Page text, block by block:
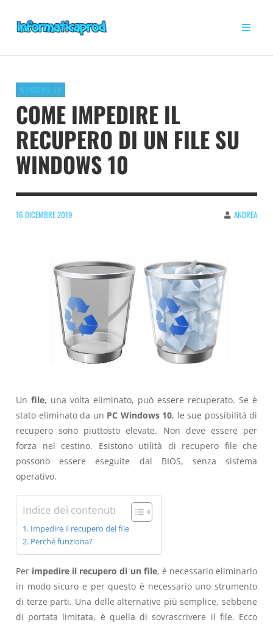
WINDOWS 10
COME IMPEDIRE IL
RECUPERO DI UN FILE SU
WINDOWS 10
16 DICEMBRE 2019 ANDREA
Un file, una volta eliminato, può essere recuperato. Se è
stato eliminato da un PC Windows 10, le sue possibilità di
recupero sono piuttosto elevate. Non deve essere per
forza nel cestino. Esistono utilità di recupero file che
possono essere eseguite dal BIOS, senza sistema
operativo.
Indice dei contenuti
Impedire il recupero del file
Perché funziona?
Per impedire il recupero di un file, è necessario eliminarlo
in modo sicuro e per questo è necessario uno strumento
di terze parti. Una delle alternative più semplice, sebbene
di portata limitata, è quella di sovrascrivere il file. Ecco